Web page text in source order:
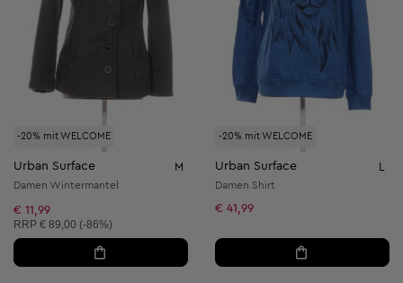
-20% mit WELCOME
Urban Surface M
Damen Wintermantel
€ 11,99
Unverbindliche Preisempfehlung:
RRP € 89,00 (-86%)
-20% mit WELCOME
Urban Surface L
Damen Shirt
€ 41,99